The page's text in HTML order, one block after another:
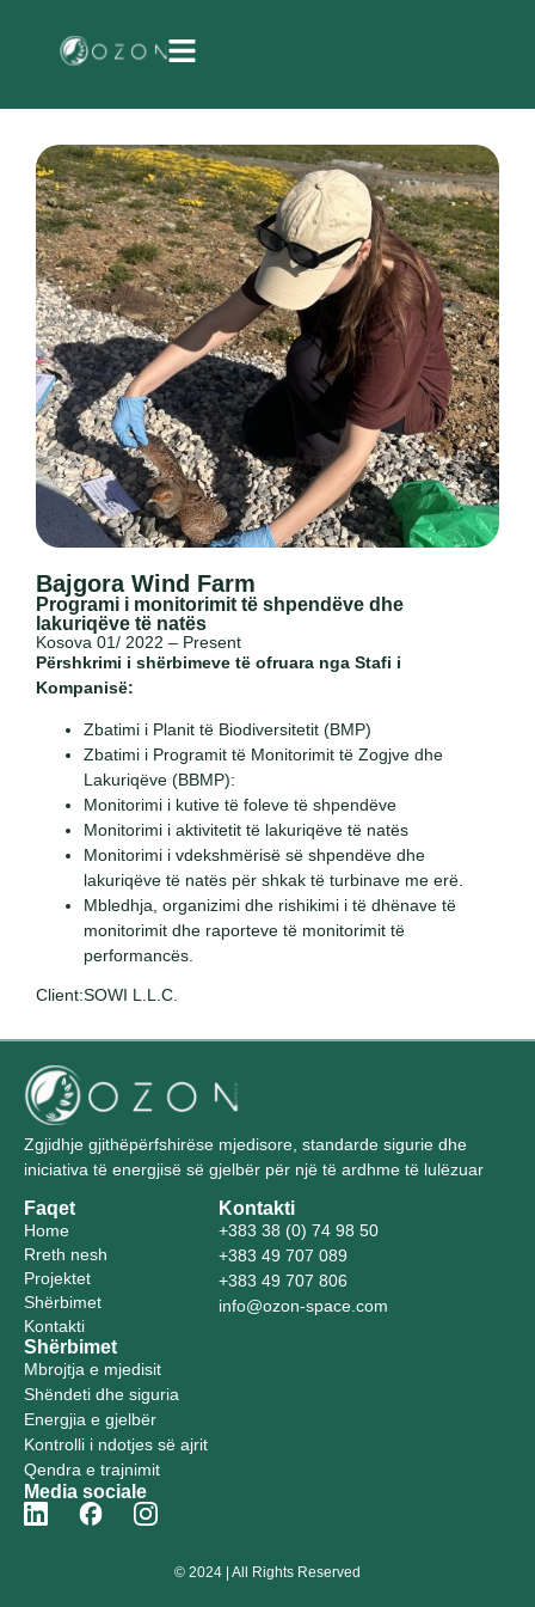
Bajgora Wind Farm
Programi i monitorimit të shpendëve dhe
lakuriqëve të natës
Kosova 01/ 2022 – Present
Përshkrimi i shërbimeve të ofruara nga Stafi i
Kompanisë:
Zbatimi i Planit të Biodiversitetit (BMP)
Zbatimi i Programit të Monitorimit të Zogjve dhe
Lakuriqëve (BBMP):
Monitorimi i kutive të foleve të shpendëve
Monitorimi i aktivitetit të lakuriqëve të natës
Monitorimi i vdekshmërisë së shpendëve dhe
lakuriqëve të natës për shkak të turbinave me erë.
Mbledhja, organizimi dhe rishikimi i të dhënave të
monitorimit dhe raporteve të monitorimit të
performancës.
Client:SOWI L.L.C.
Zgjidhje gjithëpërfshirëse mjedisore, standarde sigurie dhe
iniciativa të energjisë së gjelbër për një të ardhme të lulëzuar
Faqet
Home
Rreth nesh
Projektet
Shërbimet
Kontakti
Kontakti
+383 38 (0) 74 98 50
+383 49 707 089
+383 49 707 806
info@ozon-space.com
Shërbimet
Mbrojtja e mjedisit
Shëndeti dhe siguria
Energjia e gjelbër
Kontrolli i ndotjes së ajrit
Qendra e trajnimit
Media sociale
© 2024 | All Rights Reserved